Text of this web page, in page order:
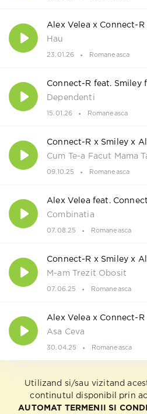
Alex Velea x Connect-R
Hau
23.01.26 Romaneasca
Connect-R feat. Smiley
Dependenti
15.01.26 Romaneasca
Connect-R x Smiley x
Cum Te-a Facut Mama
09.10.25 Romaneasca
Alex Velea feat.
Combinatia
07.08.25 Romaneasca
Connect-R x Smiley x
M-am Trezit Obosit
07.06.25 Romaneasca
Alex Velea x Connect-R
Asa Ceva
30.04.25 Romaneasca
Utilizand si/sau vizitand
continutul disponibil prin
AUTOMAT TERMENII SI